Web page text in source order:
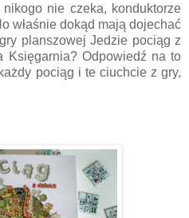
nie czeka, konduktorze
właśnie dokąd mają dojechać
planszowej Jedzie pociąg z
Księgarnia? Odpowiedź na to
pociąg i te ciuchcie z gry,